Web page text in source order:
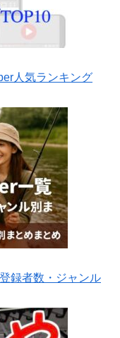
人気ランキング
録者数・ジャンル